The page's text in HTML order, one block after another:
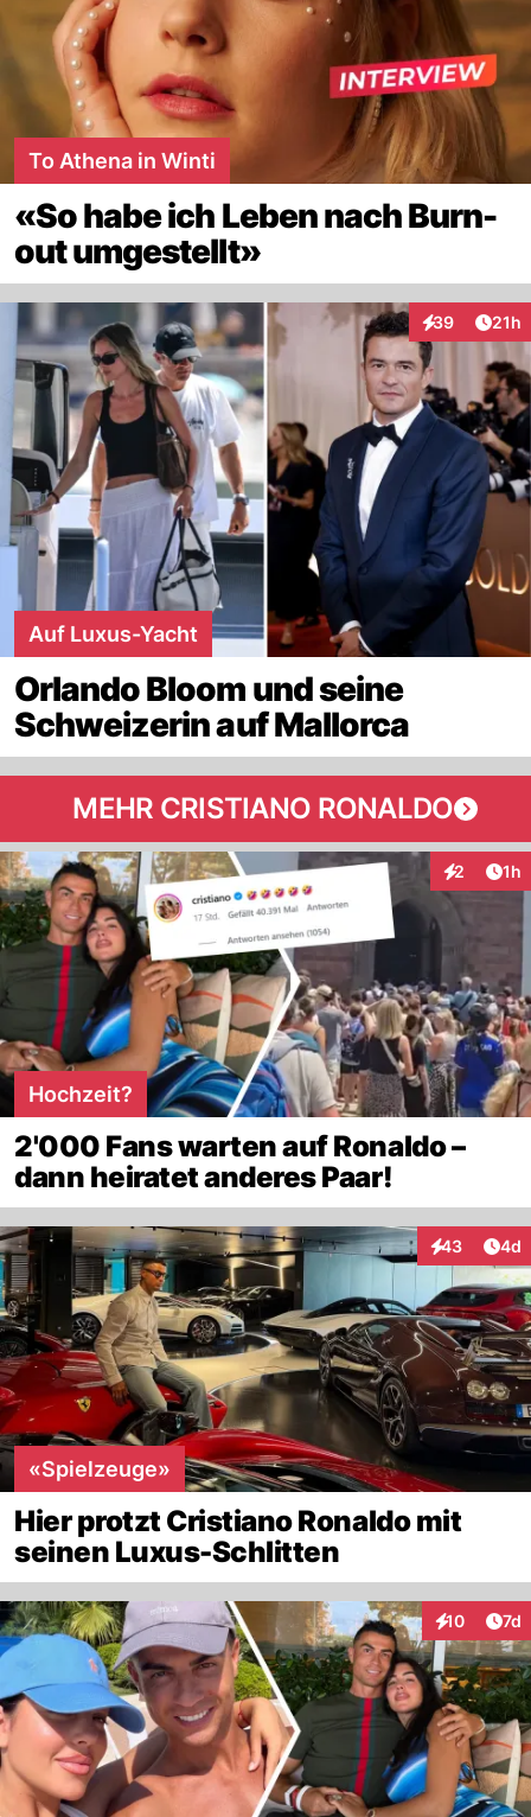
To Athena in Winti
«So habe ich Leben nach Burn-
out umgestellt»
39
Interaktionen
21h
Auf Luxus-Yacht
Orlando Bloom und seine
Schweizerin auf Mallorca
MEHR CRISTIANO RONALDO
2 1h
Hochzeit?
2'000 Fans warten auf Ronaldo –
dann heiratet anderes Paar!
43
Interaktionen
4d
«Spielzeuge»
Hier protzt Cristiano Ronaldo mit
seinen Luxus-Schlitten
10 7d